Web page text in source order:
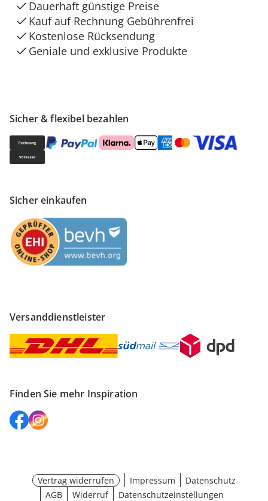
Sicher & flexibel bezahlen
Sicher einkaufen
Versanddienstleister
Finden Sie mehr Inspiration
Dauerhaft günstige Preise
Kauf auf Rechnung Gebührenfrei
Kostenlose Rücksendung
Geniale und exklusive Produkte
Vertrag widerrufen Impressum
Datenschutz
AGB
Widerruf Datenschutzeinstellungen